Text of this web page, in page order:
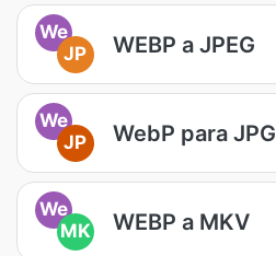
We
JP
WEBP a JPEG
We
JP
WebP para JPG
We
MK
WEBP a MKV